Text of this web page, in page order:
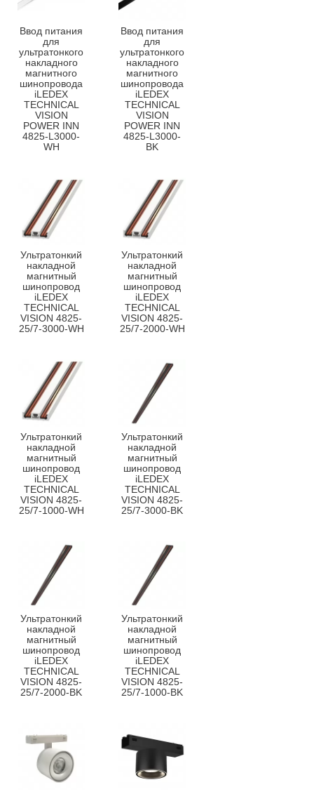
Ввод питания
для
ультратонкого
накладного
магнитного
шинопровода
iLEDEX
TECHNICAL
VISION
POWER INN
4825-L3000-
WH
Ввод питания
для
ультратонкого
накладного
магнитного
шинопровода
iLEDEX
TECHNICAL
VISION
POWER INN
4825-L3000-
BK
Ультратонкий
накладной
магнитный
шинопровод
iLEDEX
TECHNICAL
VISION 4825-
25/7-3000-WH
Ультратонкий
накладной
магнитный
шинопровод
iLEDEX
TECHNICAL
VISION 4825-
25/7-2000-WH
Ультратонкий
накладной
магнитный
шинопровод
iLEDEX
TECHNICAL
VISION 4825-
25/7-1000-WH
Ультратонкий
накладной
магнитный
шинопровод
iLEDEX
TECHNICAL
VISION 4825-
25/7-3000-BK
Ультратонкий
накладной
магнитный
шинопровод
iLEDEX
TECHNICAL
VISION 4825-
25/7-2000-BK
Ультратонкий
накладной
магнитный
шинопровод
iLEDEX
TECHNICAL
VISION 4825-
25/7-1000-BK